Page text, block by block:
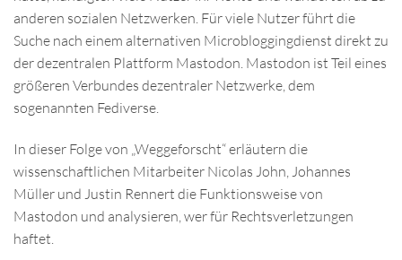
anderen sozialen Netzwerken. Für viele Nutzer führt die
Suche nach einem alternativen Microbloggingdienst direkt zu
der dezentralen Plattform Mastodon. Mastodon ist Teil eines
größeren Verbundes dezentraler Netzwerke, dem
sogenannten Fediverse.
In dieser Folge von „Weggeforscht“ erläutern die
wissenschaftlichen Mitarbeiter Nicolas John, Johannes
Müller und Justin Rennert die Funktionsweise von
Mastodon und analysieren, wer für Rechtsverletzungen
haftet.